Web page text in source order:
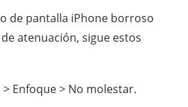
de pantalla iPhone borroso
atenuación, sigue estos
> Enfoque > No molestar.